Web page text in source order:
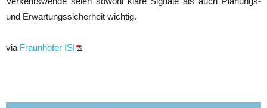
und Erwartungssicherheit wichtig.
via Fraunhofer ISI